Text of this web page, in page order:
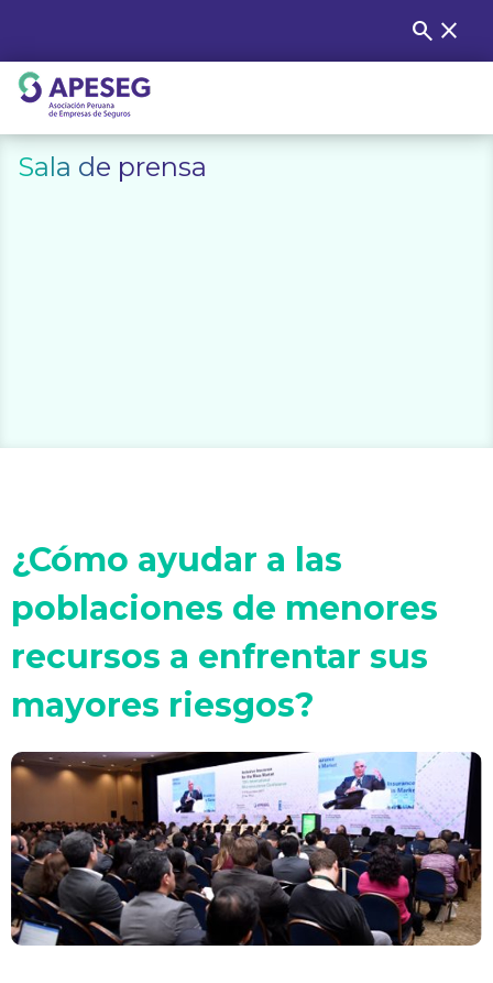
content
Buscar:
search close
APESEG
Sala de prensa
¿Cómo ayudar a las
poblaciones de menores
recursos a enfrentar sus
mayores riesgos?